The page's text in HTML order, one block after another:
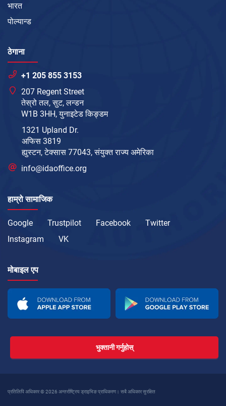
भारत
पोल्यान्ड
ठेगाना
+1 205 855 3153
207 Regent Street
तेस्रो तल, सुट, लन्डन
W1B 3HH, युनाइटेड किङ्डम
1321 Upland Dr.
अफिस 3819
ह्युस्टन, टेक्सास 77043, संयुक्त राज्य अमेरिका
info@idaoffice.org
हाम्रो सामाजिक
Google Trustpilot Facebook
Twitter
Instagram
VK
मोबाइल एप
भुक्तानी गर्नुहोस्
प्रतिलिपि अधिकार © 2026 अन्तर्राष्ट्रिय ड्राइभिङ प्राधिकरण। सबै अधिकार सुरक्षित